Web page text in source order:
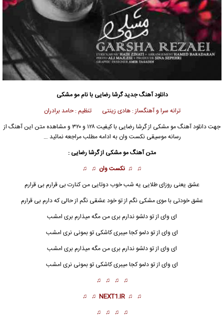
دانلود آهنگ جدیدگرشا رضایی با نام مو مشکی
ترانه سرا و آهنگساز : هادی زینتی تنظیم : حامد برادران
جهت دانلود آهنگ مو مشکی ازگرشا رضایی
با کیفیت ۱۲۸ و ۳۲۰ و مشاهده متن این آهنگ از
رسانه موسیقی نکست وان به ادامه مطلب مراجعه نمائید …
متن آهنگمو مشکی ازگرشا رضایی :
♫ ♫ نکست وان ♫ ♫
عشق یعنی روزای طلایی یه شب خوب دوتایی من کنارت بی قرارم بی قرارم
عشق خودتی با مویمشکی نگم از تو خود عشقی نگم از حالی که دارم بی قرارم
ای وای از تو دلشو ندارم بری من مگه میذارم بری امشب
ای وای از تو دلمو کجا میبری کاشکی تو بمونی نری امشب
ای وای از تو دلشو ندارم بری من مگه میذارم بری امشب
ای وای از تو دلمو کجا میبری کاشکی تو بمونی نری امشب
♫ ♫ ♫ ♫
♫ ♫
NEXT1.IR
♫ ♫
♫ ♫ ♫ ♫